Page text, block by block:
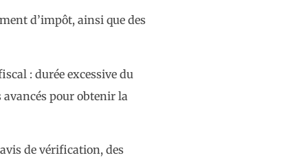
d’impôt, ainsi que des
: durée excessive du
avancés pour obtenir la
de vérification, des